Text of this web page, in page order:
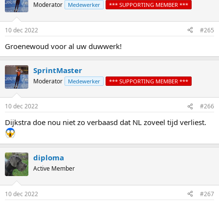
Moderator Medewerker *** SUPPORTING MEMBER ***
10 dec 2022 #265
Groenewoud voor al uw duwwerk!
SprintMaster
Moderator Medewerker *** SUPPORTING MEMBER ***
10 dec 2022 #266
Dijkstra doe nou niet zo verbaasd dat NL zoveel tijd verliest.
diploma
Active Member
10 dec 2022 #267